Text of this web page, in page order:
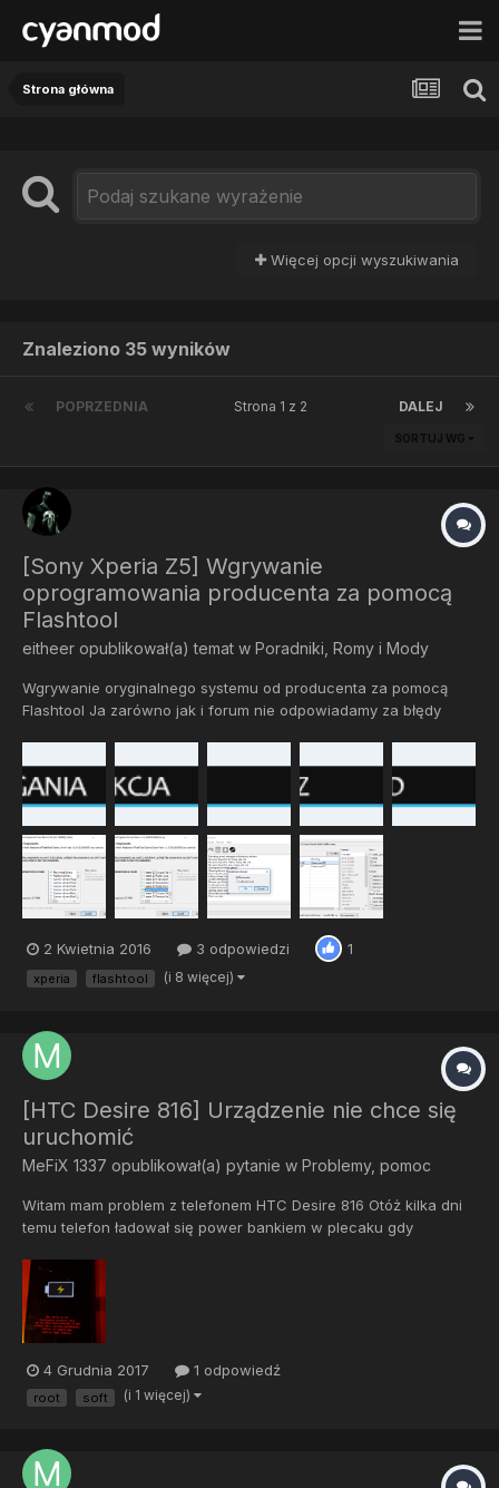
Strona główna
Więcej opcji wyszukiwania
Znaleziono 35 wyników
POPRZEDNIA DALEJ
Strona 1 z 2
SORTUJ WG
[Sony Xperia Z5] Wgrywanie
oprogramowania producenta za pomocą
Flashtool
eitheer opublikował(a) temat w Poradniki, Romy i Mody
Wgrywanie oryginalnego systemu od producenta za pomocą
Flashtool Ja zarówno jak i forum nie odpowiadamy za błędy
telefon, wgr...
2 Kwietnia 2016 3 odpowiedzi 1
xperia flashtool (i 8 więcej)
[HTC Desire 816] Urządzenie nie chce się
uruchomić
MeFiX 1337 opublikował(a) pytanie w Problemy, pomoc
Witam mam problem z telefonem HTC Desire 816 Otóż kilka dni
temu telefon ładował się power bankiem w plecaku gdy
do tej pory nie chce się włączyć na przycisk power.Byłem w
serwisie naprawczym telefonów to powiedzieli mi ze telefon
ma...
4 Grudnia 2017 1 odpowiedź
root soft (i 1 więcej)